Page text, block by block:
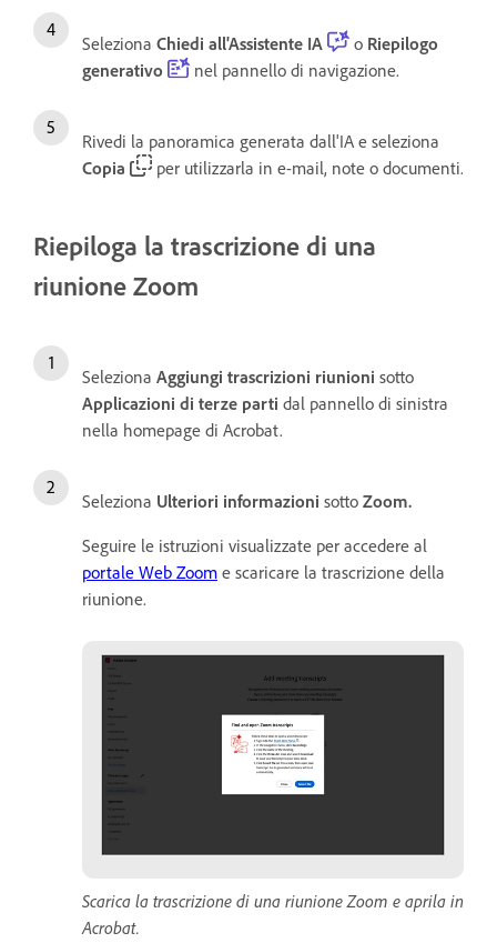
Seleziona Chiedi all'Assistente IA o Riepilogo
generativo
nel pannello di navigazione.
Rivedi la panoramica generata dall'IA e seleziona
Copia
per utilizzarla in e-mail, note o documenti.
Riepiloga la trascrizione di una
riunione Zoom
Seleziona Aggiungi trascrizioni riunioni sotto
Applicazioni di terze parti dal pannello di sinistra
nella homepage di Acrobat.
Seleziona Ulteriori informazioni sotto Zoom.
Seguire le istruzioni visualizzate per accedere al
portale Web Zoom e scaricare la trascrizione della
riunione.
Scarica la trascrizione di una riunione Zoom e aprila in
Acrobat.